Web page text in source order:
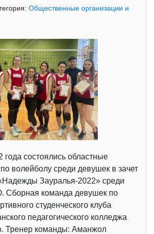
Общественные организации и
года состоялись областные
волейболу среди девушек в зачет
Зауралья-2022» среди
Сборная команда девушек по
студенческого клуба
педагогического колледжа
Тренер команды: Аманжол